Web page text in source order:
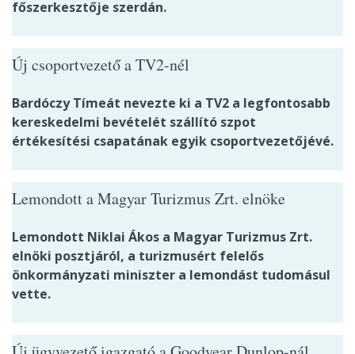
főszerkesztője szerdán.
Új csoportvezető a TV2-nél
Bardóczy Tímeát nevezte ki a TV2 a legfontosabb
kereskedelmi bevételét szállító szpot
értékesítési csapatának egyik csoportvezetőjévé.
Lemondott a Magyar Turizmus Zrt. elnöke
Lemondott Niklai Ákos a Magyar Turizmus Zrt.
elnöki posztjáról, a turizmusért felelős
önkormányzati miniszter a lemondást tudomásul
vette.